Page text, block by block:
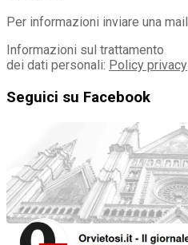
Per informazioni inviare una
Informazioni sul trattamento
dei dati personali: Policy privacy
Seguici su Facebook